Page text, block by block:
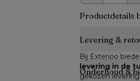
Productdetails
Levering &
Bij Exterioo
levering in de
gekozen
Onderhoud &